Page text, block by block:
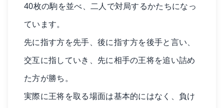
40枚の駒を並べ、二人で対局するかたちになっ
ています。
先に指す方を先手、後に指す方を後手と言い、
交互に指していき、先に相手の王将を追い詰め
た方が勝ち。
実際に王将を取る場面は基本的にはなく、負け